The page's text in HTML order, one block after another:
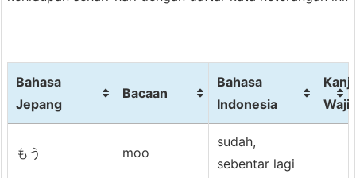
Bahasa
Jepang
Bacaan
Bahasa
Indonesia
Kanji
Jepang
Bahasa
Indonesia
もう moo
sudah,
sebentar lagi